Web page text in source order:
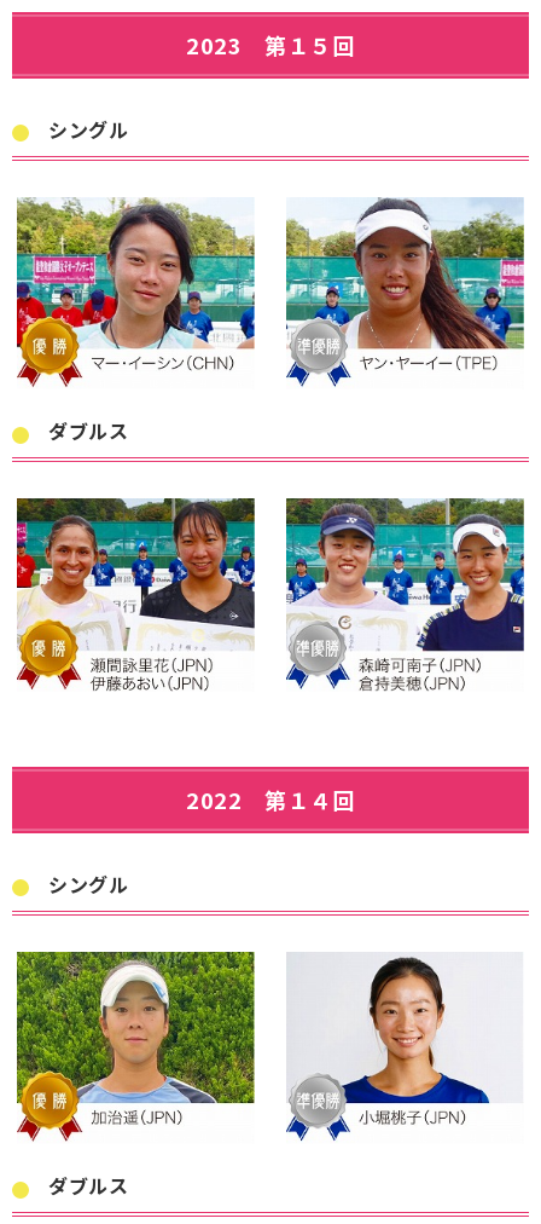
2023 第１５回
シングル
ダブルス
2022 第１４回
シングル
ダブルス